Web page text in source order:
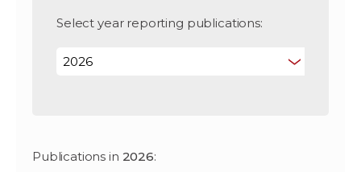
Select year reporting publications:
Publications in 2026: